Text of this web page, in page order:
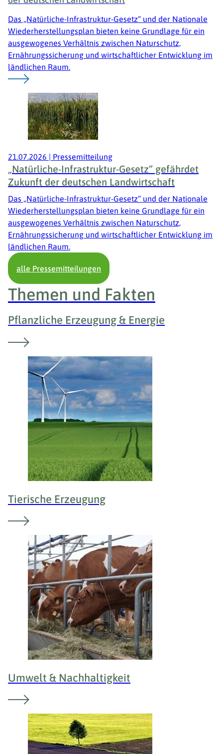
Das „Natürliche-Infrastruktur-Gesetz“ und der Nationale
Wiederherstellungsplan bieten keine Grundlage für ein
ausgewogenes Verhältnis zwischen Naturschutz,
Ernährungssicherung und wirtschaftlicher Entwicklung im
ländlichen Raum.
21.07.2026 Pressemitteilung
„Natürliche-Infrastruktur-Gesetz“ gefährdet
Zukunft der deutschen Landwirtschaft
Das „Natürliche-Infrastruktur-Gesetz“ und der Nationale
Wiederherstellungsplan bieten keine Grundlage für ein
ausgewogenes Verhältnis zwischen Naturschutz,
Ernährungssicherung und wirtschaftlicher Entwicklung im
ländlichen Raum.
alle Pressemitteilungen
Themen und Fakten
Pflanzliche Erzeugung & Energie
Tierische Erzeugung
Umwelt & Nachhaltigkeit